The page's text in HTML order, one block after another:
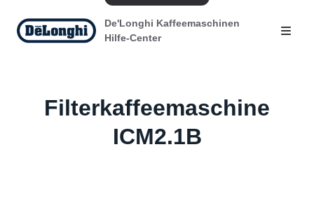
De'Longhi Kaffeemaschinen
Hilfe-Center
Filterkaffeemaschine
ICM2.1B